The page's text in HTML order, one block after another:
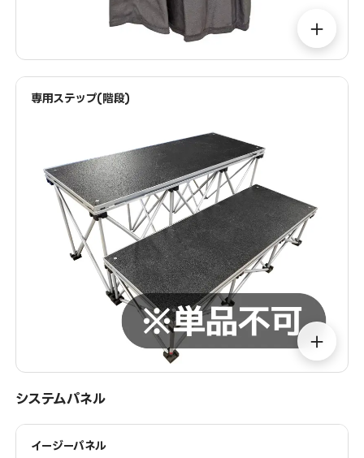
＋
専用ステップ(階段)
＋
システムパネル
イージーパネル